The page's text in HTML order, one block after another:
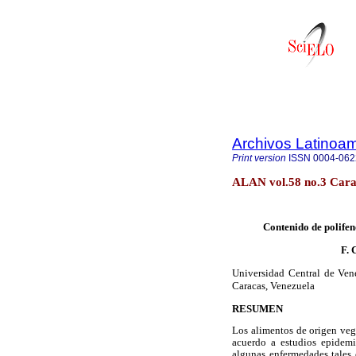
Archivos
Print version ISSN 0004-
ALAN vol.58 no.3
Contenido de
F.
Universidad Central de
Caracas, Venezuela
RESUMEN
Los alimentos de origen
acuerdo a estudios